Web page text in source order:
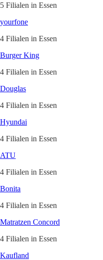
5 Filialen in Essen
yourfone
4 Filialen in Essen
Burger King
4 Filialen in Essen
Douglas
4 Filialen in Essen
Hyundai
4 Filialen in Essen
ATU
4 Filialen in Essen
Bonita
4 Filialen in Essen
Matratzen Concord
4 Filialen in Essen
Kaufland